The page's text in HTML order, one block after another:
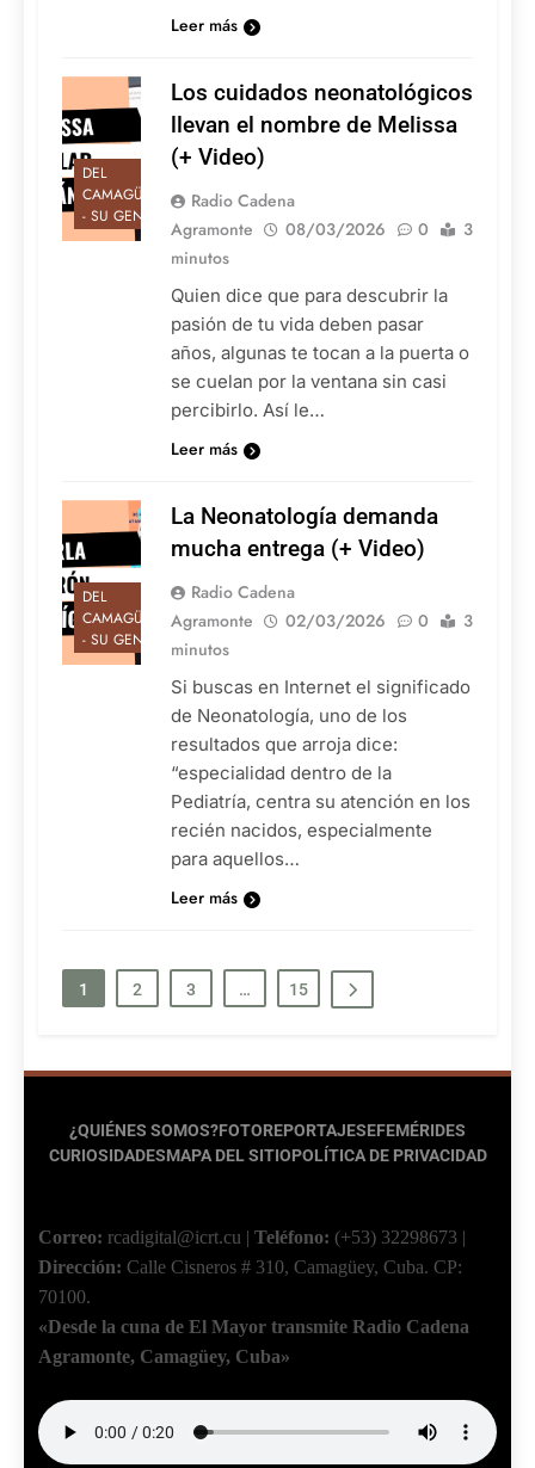
Leer más
DEL
CAMAGÜEY
- SU GENTE
Los cuidados neonatológicos
llevan el nombre de Melissa
(+ Video)
Radio Cadena
Agramonte
08/03/2026 0
3
minutos
Quien dice que para descubrir la
pasión de tu vida deben pasar
años, algunas te tocan a la puerta o
se cuelan por la ventana sin casi
percibirlo. Así le…
Leer más
DEL
CAMAGÜEY
- SU GENTE
La Neonatología demanda
mucha entrega (+ Video)
Radio Cadena
Agramonte
02/03/2026 0
3
minutos
Si buscas en Internet el significado
de Neonatología, uno de los
resultados que arroja dice:
“especialidad dentro de la
Pediatría, centra su atención en los
recién nacidos, especialmente
para aquellos…
Leer más
1 2 3 … 15
¿QUIÉNES SOMOS?FOTOREPORTAJESEFEMÉRIDES
CURIOSIDADESMAPA DEL SITIOPOLÍTICA DE PRIVACIDAD
Correo: rcadigital@icrt.cu | Teléfono: (+53) 32298673 |
Dirección: Calle Cisneros # 310, Camagüey, Cuba. CP:
70100.
«Desde la cuna de El Mayor transmite Radio Cadena
Agramonte, Camagüey, Cuba»